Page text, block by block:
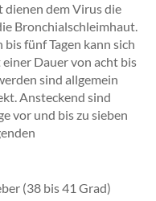
dem Virus die
Bronchialschleimhaut.
fünf Tagen kann sich
Dauer von acht bis
sind allgemein
Ansteckend sind
vor und bis zu sieben
(38 bis 41 Grad)